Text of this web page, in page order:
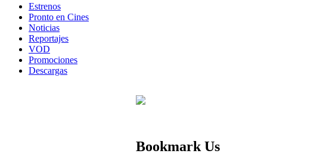
Estrenos
Pronto en Cines
Noticias
Reportajes
VOD
Promociones
Descargas
Bookmark Us